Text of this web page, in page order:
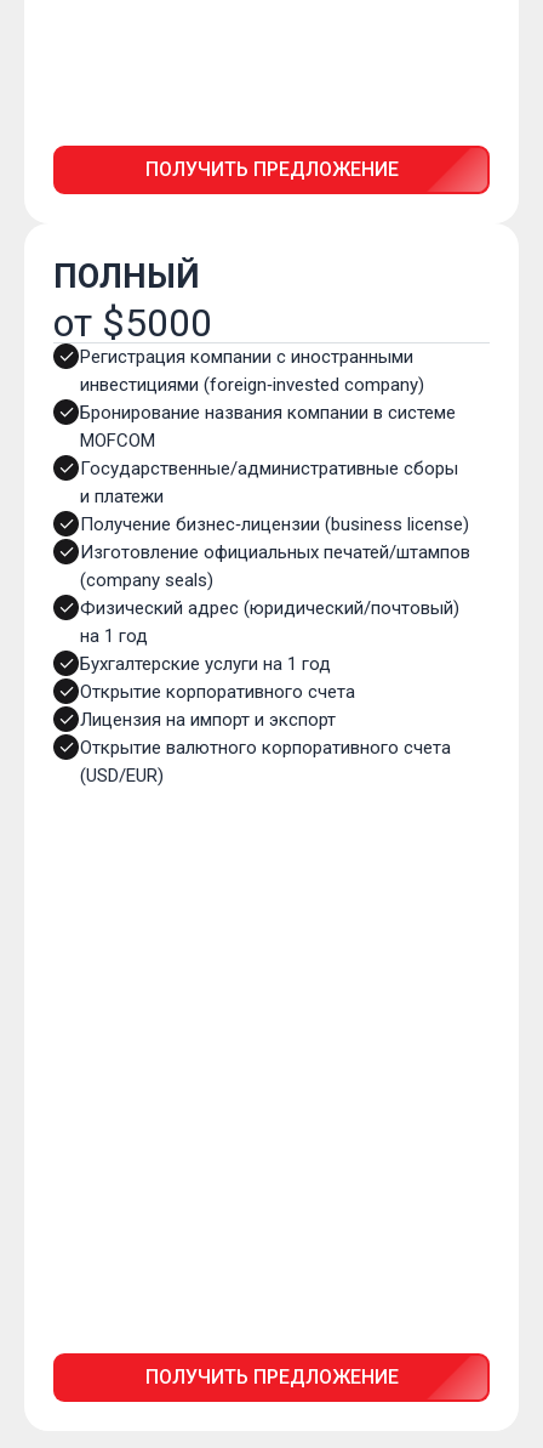
ПОЛУЧИТЬ ПРЕДЛОЖЕНИЕ
ПОЛНЫЙ
от $5000
Регистрация компании с иностранными
инвестициями (foreign‑invested company)
Бронирование названия компании в системе
MOFCOM
Государственные/административные сборы
и платежи
Получение бизнес‑лицензии (business license)
Изготовление официальных печатей/штампов
(company seals)
Физический адрес (юридический/почтовый)
на 1 год
Бухгалтерские услуги на 1 год
Открытие корпоративного счета
Лицензия на импорт и экспорт
Открытие валютного корпоративного счета
(USD/EUR)
ПОЛУЧИТЬ ПРЕДЛОЖЕНИЕ